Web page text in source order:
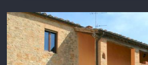
Adresa e-pošte